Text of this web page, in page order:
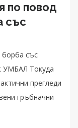
по повод
със
борба със
УМБАЛ Токуда
прегледи
гръбначни